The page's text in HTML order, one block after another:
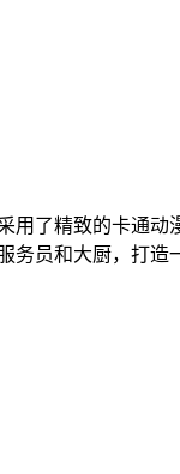
用了精致的卡通
员和大厨，打造